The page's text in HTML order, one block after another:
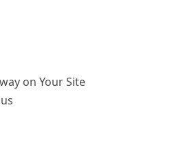
on Your Site